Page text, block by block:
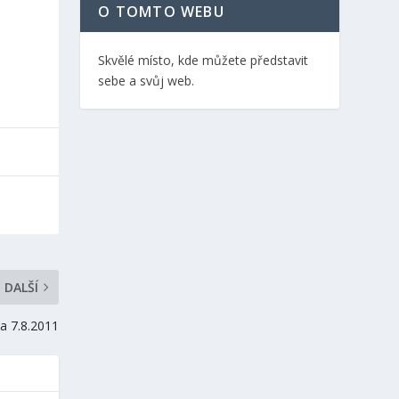
DALŠÍ
7.8.2011
O TOMTO WEBU
Skvělé místo, kde můžete představit
sebe a svůj web.